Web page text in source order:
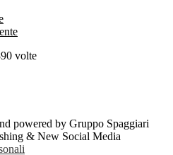
volte
powered by Gruppo Spaggiari
& New Social Media